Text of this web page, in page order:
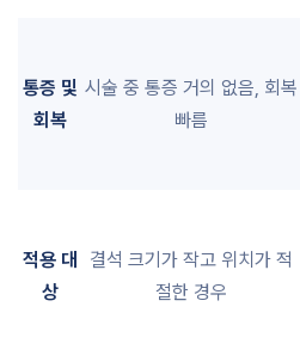
통증 및
회복
시술 중 통증 거의 없음, 회복
빠름
적용 대
상
결석 크기가 작고 위치가 적
절한 경우